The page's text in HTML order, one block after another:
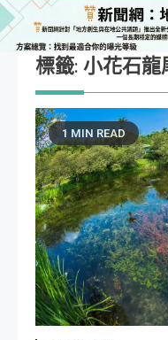
標籤: 小花石龍
1 MIN READ